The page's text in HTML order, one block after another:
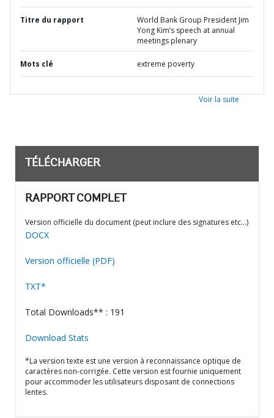
Titre du rapport
World Bank Group President Jim
Yong Kim’s speech at annual
meetings plenary
Mots clé extreme poverty
Voir la suite
TÉLÉCHARGER
RAPPORT COMPLET
Version officielle du document (peut inclure des signatures etc…)
DOCX
Version officielle (PDF)
TXT*
Total Downloads** : 191
Download Stats
*La version texte est une version à reconnaissance optique de
caractères non-corrigée. Cette version est fournie uniquement
pour accommoder les utilisateurs disposant de connections
lentes.